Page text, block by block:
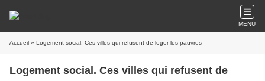
MENU
Accueil » Logement social. Ces villes qui refusent de loger les pauvres
Logement social. Ces villes qui refusent de